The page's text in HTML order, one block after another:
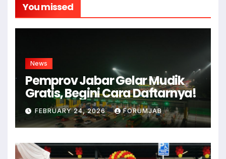
You missed
News
Pemprov Jabar Gelar Mudik
Gratis, Begini Cara Daftarnya!
FEBRUARY 24, 2026 FORUMJAB